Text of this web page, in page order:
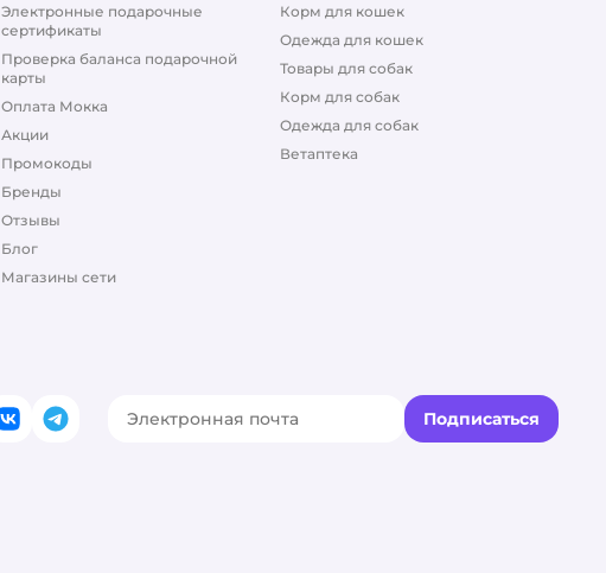
Электронные подарочные
сертификаты
Проверка баланса подарочной
карты
Оплата Мокка
Акции
Промокоды
Бренды
Отзывы
Блог
Магазины сети
Корм для кошек
Одежда для кошек
Товары для собак
Корм для собак
Одежда для собак
Ветаптека
ВКонтакте
Telegram Подписаться